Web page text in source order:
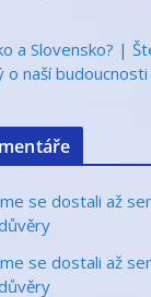
a Slovensko? |
o naší budoucnosti
se dostali až
se dostali až